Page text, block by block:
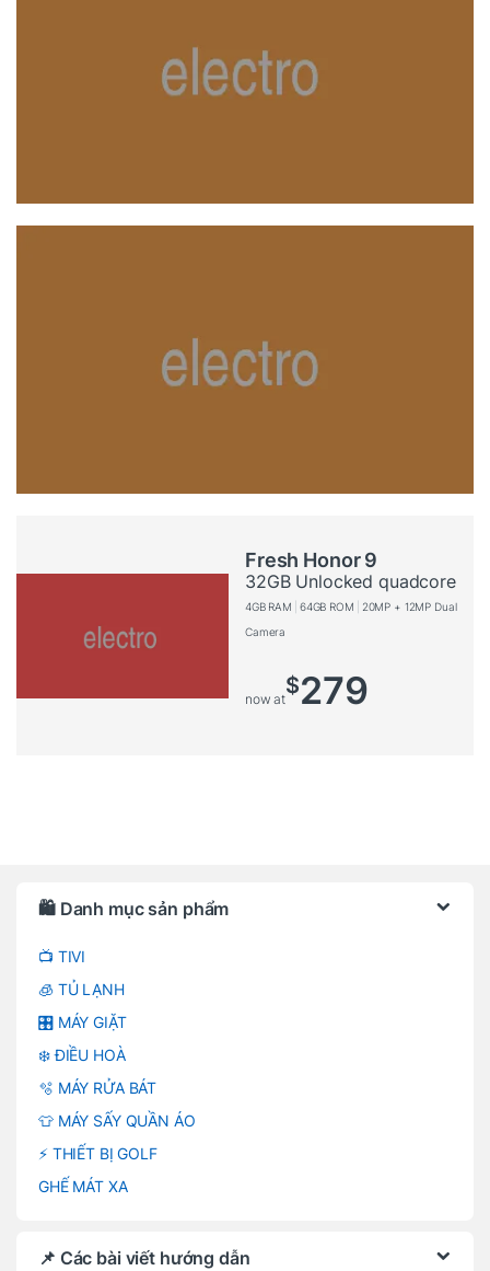
Fresh Honor 9
32GB Unlocked quadcore
4GB RAM 64GB ROM
20MP + 12MP Dual
Camera
now at
$279
🛍️ Danh mục sản phẩm
📺 TIVI
🧊 TỦ LẠNH
🎛️ MÁY GIẶT
❄️ ĐIỀU HOÀ
🫧 MÁY RỬA BÁT
👕 MÁY SẤY QUẦN ÁO
⚡ THIẾT BỊ GOLF
GHẾ MÁT XA
📌 Các bài viết hướng dẫn